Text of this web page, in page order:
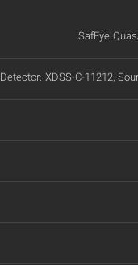
SafEye
Detector: XDSS-C-11212,